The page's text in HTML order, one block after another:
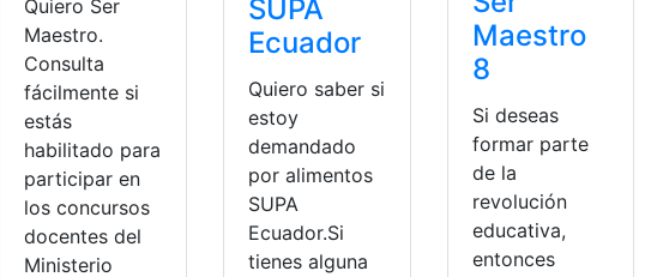
Quiero Ser
Maestro.
Consulta
fácilmente si
estás
habilitado para
participar en
los concursos
docentes del
Ministerio
SUPA
Ecuador
Quiero saber si
estoy
demandado
por alimentos
SUPA
Ecuador.Si
tienes alguna
Maestro
8
Si deseas
formar parte
de la
revolución
educativa,
entonces